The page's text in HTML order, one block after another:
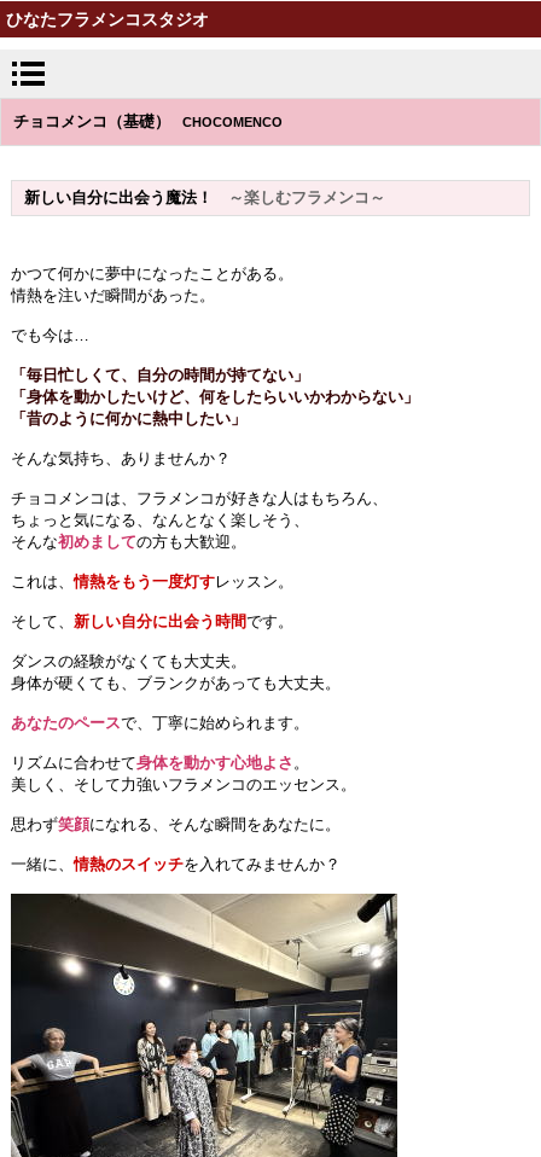
ひなたフラメンコスタジオ
チョコメンコ（基礎） CHOCOMENCO
新しい自分に出会う魔法！ ～楽しむフラメンコ～
かつて何かに夢中になったことがある。
情熱を注いだ瞬間があった。
でも今は…
「毎日忙しくて、自分の時間が持てない」
「身体を動かしたいけど、何をしたらいいかわからない」
「昔のように何かに熱中したい」
そんな気持ち、ありませんか？
チョコメンコは、 フラメンコが好きな人は もちろん、
ちょっと気になる、 なんとなく楽しそう、
そんな初めましての方も大歓迎。
これは、情熱をもう一度灯すレッスン。
そして、 新しい自分に出会う時間です。
ダンスの経験がなくても 大丈夫。
身体が硬くても、 ブランクがあっても 大丈夫。
あなたのペースで、丁寧に始められます。
リズムに合わせて身体を動かす心地よさ 。
美しく、そして力強いフラメンコのエッセンス。
思わず笑顔になれる、そんな瞬間をあなたに。
一緒に、情熱のスイッチを入れてみませんか？